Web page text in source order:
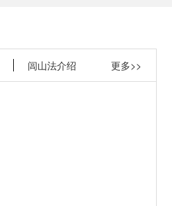
更多>>
闾山法介绍